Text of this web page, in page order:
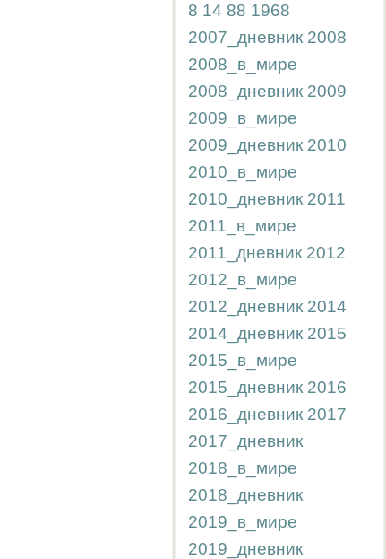
8 14 88 1968
2007_дневник 2008
2008_в_мире
2008_дневник 2009
2009_в_мире
2009_дневник 2010
2010_в_мире
2010_дневник 2011
2011_в_мире
2011_дневник 2012
2012_в_мире
2012_дневник 2014
2014_дневник 2015
2015_в_мире
2015_дневник 2016
2016_дневник 2017
2017_дневник
2018_в_мире
2018_дневник
2019_в_мире
2019_дневник